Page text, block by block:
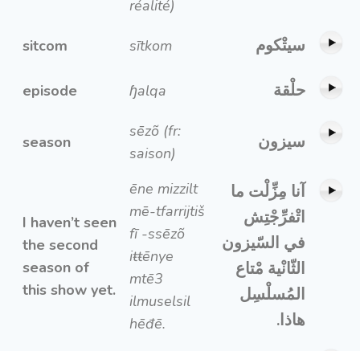
réalité)
sitcom sītkom سيتْكوم
episode ɧalqa حلْقة
season
sēzõ (fr:
saison)
سيزون
I haven’t seen
the second
season of
this show yet.
ēne mizzilt
mē-tfarrijtiš
fī -ssēzõ
iŧŧēnye
mtē3
ilmuselsil
hēđē.
آنا مِزِّلْت ما
اتْفرِّجْتِش
في السّيزون
الثّانْية مْتاع
المُسلْسِل
هاذا.